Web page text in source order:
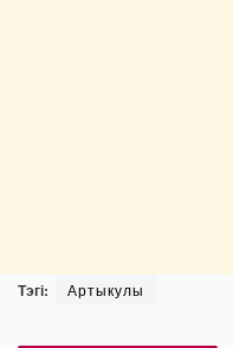
Тэгі: Артыкулы